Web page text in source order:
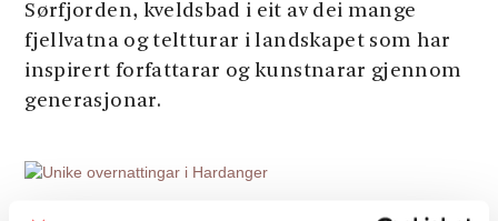
Sørfjorden, kveldsbad i eit av dei mange
fjellvatna og teltturar i landskapet som har
inspirert forfattarar og kunstnarar gjennom
generasjonar.